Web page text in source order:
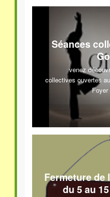
Séances
venez
collectives ouvertes
Foyer
Fermeture de
du 5 au